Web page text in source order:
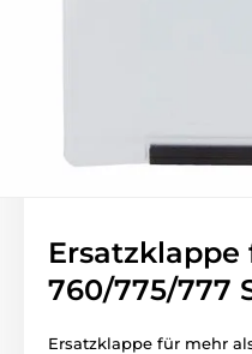
760/775/777
Ersatzklappe für mehr